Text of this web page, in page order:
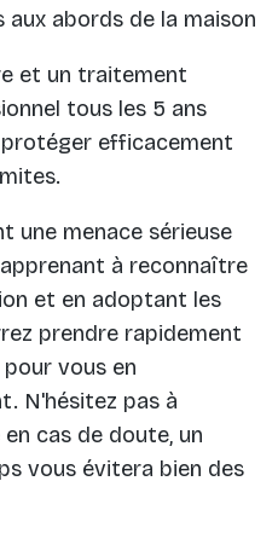
abords de la maison
et un traitement
tous les 5 ans
efficacement
une menace sérieuse
à reconnaître
et en adoptant les
prendre rapidement
vous en
N'hésitez pas à
cas de doute, un
vous évitera bien des